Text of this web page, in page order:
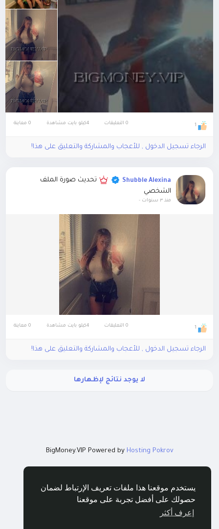
يستخدم موقعنا هذا ملفات تعريف الإرتباط لضمان
حصولك على أفضل تجربة على موقعنا
إعرف أكثر
1 0 التعليقات 0 معاينة
الرجاء تسجيل الدخول , للأعجاب والمشاركة والتعليق على هذا!
Shubble Alexina
تحديث صورة الملف
الشخصي
منذ ٣ سنوات -
1 0 التعليقات 0 معاينة
الرجاء تسجيل الدخول , للأعجاب والمشاركة والتعليق على هذا!
لا يوجد نتائج لإظهارها
BigMoney.VIP Powered by Hosting Pokrov